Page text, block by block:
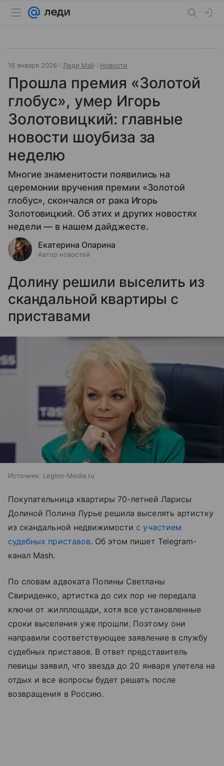
16 января 2026 Леди Mail Новости
Прошла премия «Золотой
глобус», умер Игорь
Золотовицкий: главные
новости шоубиза за
неделю
Многие знаменитости появились на
церемонии вручения премии «Золотой
глобус», скончался от рака Игорь
Золотовицкий. Об этих и других новостях
недели — в нашем дайджесте.
Екатерина Опарина
Автор новостей
Долину решили выселить из
скандальной квартиры с
приставами
Источник: Legion-Media.ru
Покупательница квартиры 70-летней Ларисы
Долиной Полина Лурье решила выселять артистку
из скандальной недвижимости с участием
судебных приставов. Об этом пишет Telegram-
канал Mash.
По словам адвоката Полины Светланы
Свириденко, артистка до сих пор не передала
ключи от жилплощади, хотя все установленные
сроки выселения уже прошли. Поэтому они
направили соответствующее заявление в службу
судебных приставов. В ответ представитель
певицы заявил, что звезда до 20 января улетела на
отдых и все вопросы будет решать после
возвращения в Россию.